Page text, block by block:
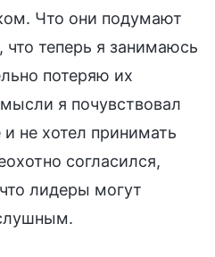
Что они подумают
теперь я занимаюсь
потеряю их
я почувствовал
не хотел принимать
согласился,
лидеры могут